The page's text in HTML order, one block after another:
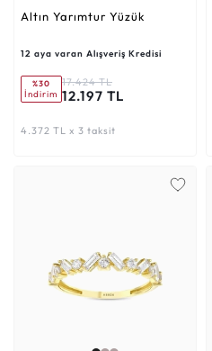
Altın Yarımtur Yüzük
12 aya varan Alışveriş Kredisi
%30
İndirim
17.424 TL
12.197 TL
4.372 TL x 3 taksit